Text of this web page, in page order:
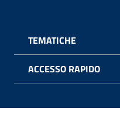
TEMATICHE
ACCESSO RAPIDO